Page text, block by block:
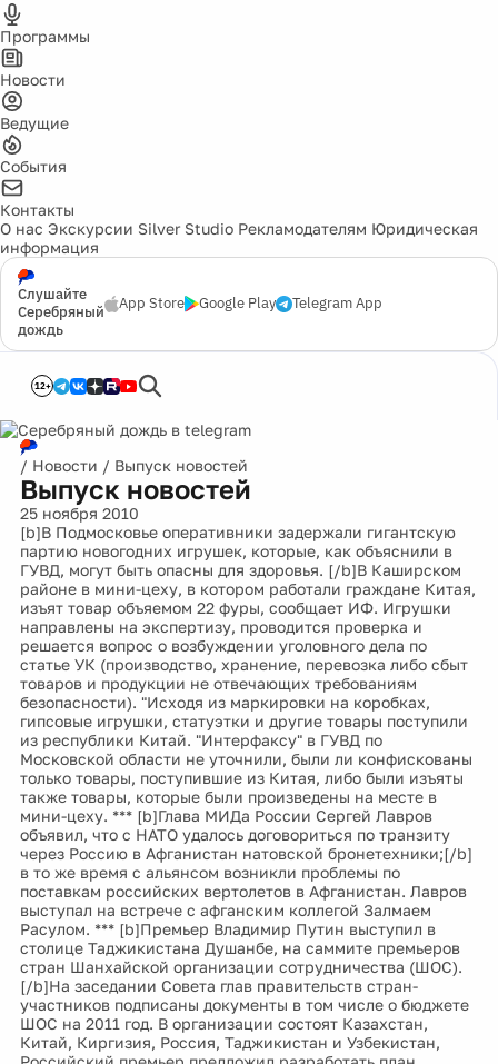
Программы
Новости
Ведущие
События
Контакты
О нас Экскурсии Silver Studio Рекламодателям Юридическая
информация
Слушайте
Серебряный
дождь
App Store Google Play Telegram App
12+
/ Новости / Выпуск новостей
Выпуск новостей
25 ноября 2010
[b]В Подмосковье оперативники задержали гигантскую
партию новогодних игрушек, которые, как объяснили в
ГУВД, могут быть опасны для здоровья. [/b]В Каширском
районе в мини-цеху, в котором работали граждане Китая,
изъят товар объяемом 22 фуры, сообщает ИФ. Игрушки
направлены на экспертизу, проводится проверка и
решается вопрос о возбуждении уголовного дела по
статье УК (производство, хранение, перевозка либо сбыт
товаров и продукции не отвечающих требованиям
безопасности). "Исходя из маркировки на коробках,
гипсовые игрушки, статуэтки и другие товары поступили
из республики Китай. "Интерфаксу" в ГУВД по
Московской области не уточнили, были ли конфискованы
только товары, поступившие из Китая, либо были изъяты
также товары, которые были произведены на месте в
мини-цеху. *** [b]Глава МИДа России Сергей Лавров
объявил, что с НАТО удалось договориться по транзиту
через Россию в Афганистан натовской бронетехники;[/b]
в то же время с альянсом возникли проблемы по
поставкам российских вертолетов в Афганистан. Лавров
выступал на встрече с афганским коллегой Залмаем
Расулом. *** [b]Премьер Владимир Путин выступил в
столице Таджикистана Душанбе, на саммите премьеров
стран Шанхайской организации сотрудничества (ШОС).
[/b]На заседании Совета глав правительств стран-
участников подписаны документы в том числе о бюджете
ШОС на 2011 год. В организации состоят Казахстан,
Китай, Киргизия, Россия, Таджикистан и Узбекистан,